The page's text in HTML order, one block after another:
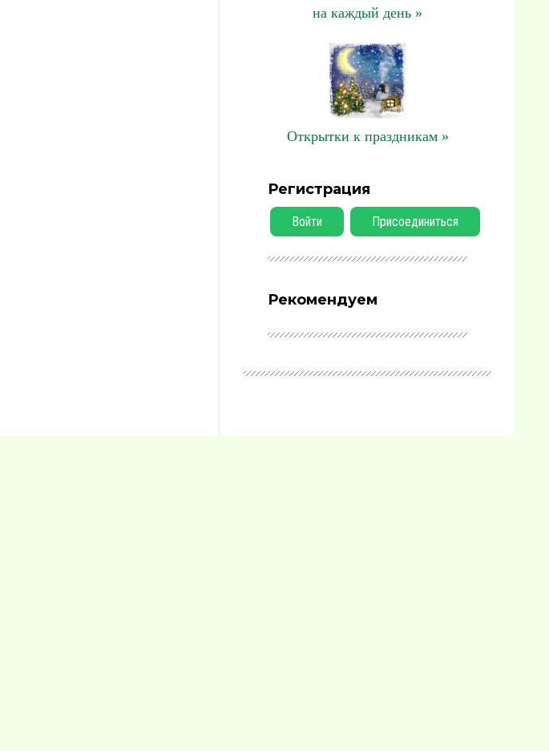
на каждый день »
Открытки к праздникам »
Регистрация
Войти Присоединиться
Рекомендуем